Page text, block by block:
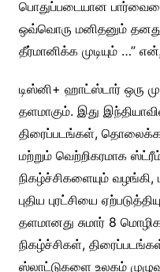
பொதுப்படையான
ஒவ்வொரு மனிதனும்
தீர்மானிக்க முடியும் …”
டிஸ்னி+ ஹாட்ஸ்டார் ஒரு
தளமாகும். இது
திரைப்படங்கள்,
மற்றும் வெற்றிகரமாக
நிகழ்ச்சிகளையும் வழங்கி,
புதிய புரட்சியை
தளமானது சுமார் 8
நிகழ்ச்சிகள்,
ஸ்லாட்டுகளை உலகம்